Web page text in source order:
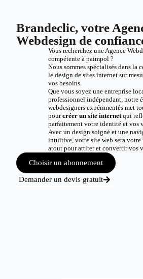
Brandeclic, votre
Webdesign de
Vous recherchez une Agence
compétente à paimpol ?
Nous sommes spécialisés dans la
le design de sites internet sur
vos besoins.
Que vous soyez une entreprise
professionnel indépendant, notre
webdesigners expérimentés met
pourcréer un site internetqui
parfaitement votre identité et vos
Avec un design soigné et une
intuitive, votre site web sera
atout pour attirer et convertir vos
Choisir un abonnement
Demander un devis gratuit